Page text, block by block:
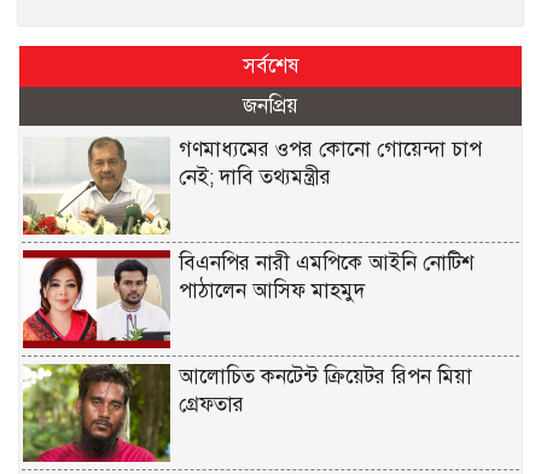
সর্বশেষ
জনপ্রিয়
গণমাধ্যমের ওপর কোনো গোয়েন্দা চাপ
নেই; দাবি তথ্যমন্ত্রীর
বিএনপির নারী এমপিকে আইনি নোটিশ
পাঠালেন আসিফ মাহমুদ
আলোচিত কনটেন্ট ক্রিয়েটর রিপন মিয়া
গ্রেফতার